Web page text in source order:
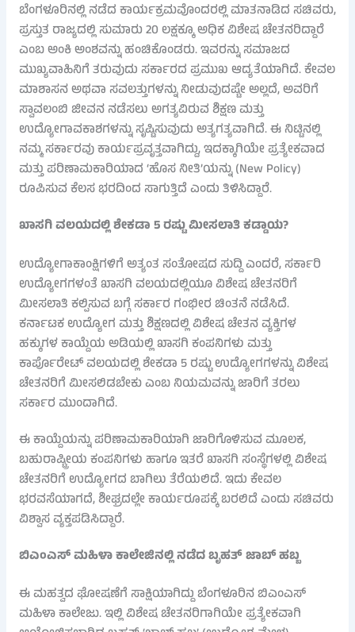
ಬೆಂಗಳೂರಿನಲ್ಲಿ ನಡೆದ ಕಾರ್ಯಕ್ರಮವೊಂದರಲ್ಲಿ ಮಾತನಾಡಿದ ಸಚಿವರು,
ಪ್ರಸ್ತುತ ರಾಜ್ಯದಲ್ಲಿ ಸುಮಾರು 20 ಲಕ್ಷಕ್ಕೂ ಅಧಿಕ ವಿಶೇಷ ಚೇತನರಿದ್ದಾರೆ
ಎಂಬ ಅಂಕಿ ಅಂಶವನ್ನು ಹಂಚಿಕೊಂಡರು. ಇವರನ್ನು ಸಮಾಜದ
ಮುಖ್ಯವಾಹಿನಿಗೆ ತರುವುದು ಸರ್ಕಾರದ ಪ್ರಮುಖ ಆದ್ಯತೆಯಾಗಿದೆ. ಕೇವಲ
ಮಾಶಾಸನ ಅಥವಾ ಸವಲತ್ತುಗಳನ್ನು ನೀಡುವುದಷ್ಟೇ ಅಲ್ಲದೆ, ಅವರಿಗೆ
ಸ್ವಾವಲಂಬಿ ಜೀವನ ನಡೆಸಲು ಅಗತ್ಯವಿರುವ ಶಿಕ್ಷಣ ಮತ್ತು
ಉದ್ಯೋಗಾವಕಾಶಗಳನ್ನು ಸೃಷ್ಟಿಸುವುದು ಅತ್ಯಗತ್ಯವಾಗಿದೆ. ಈ ನಿಟ್ಟಿನಲ್ಲಿ
ನಮ್ಮ ಸರ್ಕಾರವು ಕಾರ್ಯಪ್ರವೃತ್ತವಾಗಿದ್ದು, ಇದಕ್ಕಾಗಿಯೇ ಪ್ರತ್ಯೇಕವಾದ
ಮತ್ತು ಪರಿಣಾಮಕಾರಿಯಾದ ‘ಹೊಸ ನೀತಿ’ಯನ್ನು (New Policy)
ರೂಪಿಸುವ ಕೆಲಸ ಭರದಿಂದ ಸಾಗುತ್ತಿದೆ ಎಂದು ತಿಳಿಸಿದ್ದಾರೆ.
ಖಾಸಗಿ ವಲಯದಲ್ಲಿ ಶೇಕಡಾ 5 ರಷ್ಟು ಮೀಸಲಾತಿ ಕಡ್ಡಾಯ?
ಉದ್ಯೋಗಾಕಾಂಕ್ಷಿಗಳಿಗೆ ಅತ್ಯಂತ ಸಂತೋಷದ ಸುದ್ದಿ ಎಂದರೆ, ಸರ್ಕಾರಿ
ಉದ್ಯೋಗಗಳಂತೆ ಖಾಸಗಿ ವಲಯದಲ್ಲಿಯೂ ವಿಶೇಷ ಚೇತನರಿಗೆ
ಮೀಸಲಾತಿ ಕಲ್ಪಿಸುವ ಬಗ್ಗೆ ಸರ್ಕಾರ ಗಂಭೀರ ಚಿಂತನೆ ನಡೆಸಿದೆ.
ಕರ್ನಾಟಕ ಉದ್ಯೋಗ ಮತ್ತು ಶಿಕ್ಷಣದಲ್ಲಿ ವಿಶೇಷ ಚೇತನ ವ್ಯಕ್ತಿಗಳ
ಹಕ್ಕುಗಳ ಕಾಯ್ದೆಯ ಅಡಿಯಲ್ಲಿ ಖಾಸಗಿ ಕಂಪನಿಗಳು ಮತ್ತು
ಕಾರ್ಪೊರೇಟ್ ವಲಯದಲ್ಲಿ ಶೇಕಡಾ 5 ರಷ್ಟು ಉದ್ಯೋಗಗಳನ್ನು ವಿಶೇಷ
ಚೇತನರಿಗೆ ಮೀಸಲಿಡಬೇಕು ಎಂಬ ನಿಯಮವನ್ನು ಜಾರಿಗೆ ತರಲು
ಸರ್ಕಾರ ಮುಂದಾಗಿದೆ.
ಈ ಕಾಯ್ದೆಯನ್ನು ಪರಿಣಾಮಕಾರಿಯಾಗಿ ಜಾರಿಗೊಳಿಸುವ ಮೂಲಕ,
ಬಹುರಾಷ್ಟ್ರೀಯ ಕಂಪನಿಗಳು ಹಾಗೂ ಇತರೆ ಖಾಸಗಿ ಸಂಸ್ಥೆಗಳಲ್ಲಿ ವಿಶೇಷ
ಚೇತನರಿಗೆ ಉದ್ಯೋಗದ ಬಾಗಿಲು ತೆರೆಯಲಿದೆ. ಇದು ಕೇವಲ
ಭರವಸೆಯಾಗದೆ, ಶೀಘ್ರದಲ್ಲೇ ಕಾರ್ಯರೂಪಕ್ಕೆ ಬರಲಿದೆ ಎಂದು ಸಚಿವರು
ವಿಶ್ವಾಸ ವ್ಯಕ್ತಪಡಿಸಿದ್ದಾರೆ.
ಬಿಎಂಎಸ್ ಮಹಿಳಾ ಕಾಲೇಜಿನಲ್ಲಿ ನಡೆದ ಬೃಹತ್ ಜಾಬ್ ಹಬ್ಬ
ಈ ಮಹತ್ವದ ಘೋಷಣೆಗೆ ಸಾಕ್ಷಿಯಾಗಿದ್ದು ಬೆಂಗಳೂರಿನ ಬಿಎಂಎಸ್
ಮಹಿಳಾ ಕಾಲೇಜು. ಇಲ್ಲಿ ವಿಶೇಷ ಚೇತನರಿಗಾಗಿಯೇ ಪ್ರತ್ಯೇಕವಾಗಿ